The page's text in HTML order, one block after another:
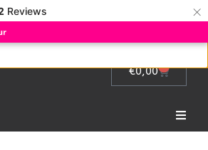
Reviews ×
€0,00 0
vakantie van 1
en met 22